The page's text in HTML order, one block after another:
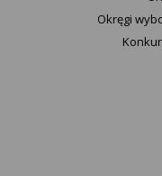
Okręgi